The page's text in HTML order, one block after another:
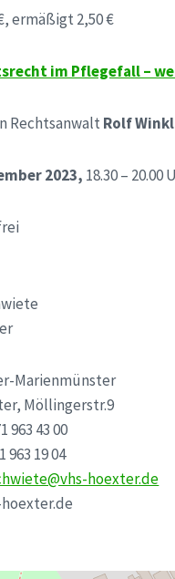
ermäßigt 2,50 €
im Pflegefall –
Rechtsanwalt Rolf
2023, 18.30 – 20.00
Marienmünster
Möllingerstr.9
43 00
19 04
hoexter.de